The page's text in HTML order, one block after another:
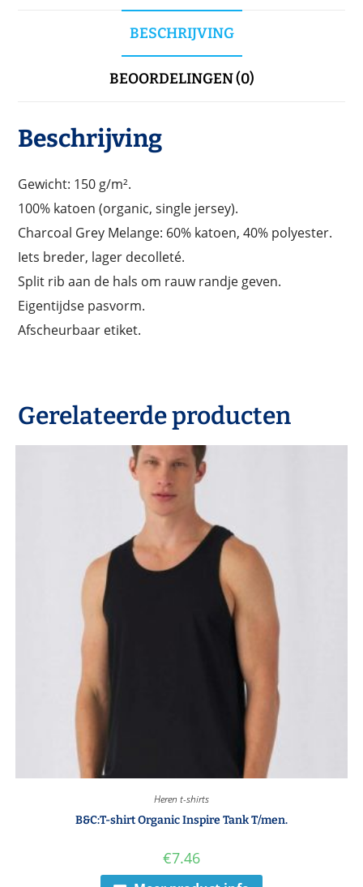
BESCHRIJVING
BEOORDELINGEN (0)
Beschrijving
Gewicht: 150 g/m².
100% katoen (organic, single jersey).
Charcoal Grey Melange: 60% katoen, 40% polyester.
Iets breder, lager decolleté.
Split rib aan de hals om rauw randje geven.
Eigentijdse pasvorm.
Afscheurbaar etiket.
Gerelateerde producten
Heren t-shirts
B&C:T-shirt Organic Inspire Tank T/men.
€7.46